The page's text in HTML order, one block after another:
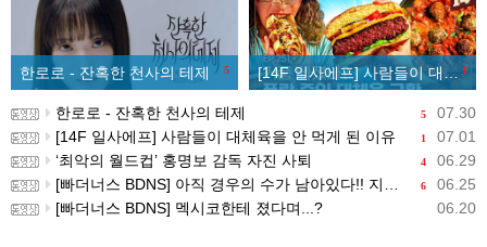
5
한로로 - 잔혹한 천사의 테제 1
[14F 일사에프] 사람들이 대체육을 안 먹게 된 이유
5 07.30
한로로 - 잔혹한 천사의 테제
1 07.01
[14F 일사에프] 사람들이 대체육을 안 먹게 된 이유
4 06.29
‘최악의 월드컵’ 홍명보 감독 자진 사퇴
6 06.25
[빠더너스 BDNS] 아직 경우의 수가 남아있다!! 지금부터 시작이야!!
06.20
[빠더너스 BDNS] 멕시코한테 졌다며...?